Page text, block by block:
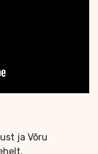
ja Võru